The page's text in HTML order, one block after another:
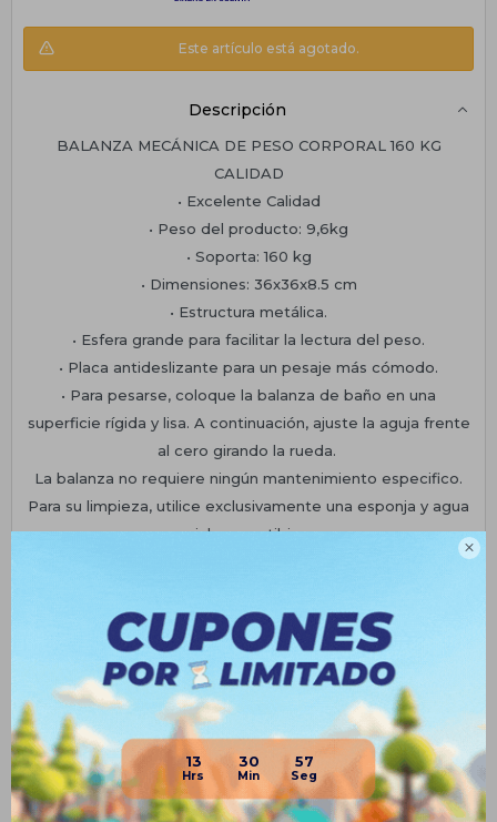

13 30 57
Este artículo está agotado.
Descripción
BALANZA MECÁNICA DE PESO CORPORAL 160 KG
CALIDAD
• Excelente Calidad
• Peso del producto: 9,6kg
• Soporta: 160 kg
• Dimensiones: 36x36x8.5 cm
• Estructura metálica.
• Esfera grande para facilitar la lectura del peso.
• Placa antideslizante para un pesaje más cómodo.
• Para pesarse, coloque la balanza de baño en una
superficie rígida y lisa. A continuación, ajuste la aguja frente
al cero girando la rueda.
La balanza no requiere ningún mantenimiento especifico.
Para su limpieza, utilice exclusivamente una esponja y agua
jabonosa tibia.
Envíos
Medios de pago
Productos que te pueden interesar